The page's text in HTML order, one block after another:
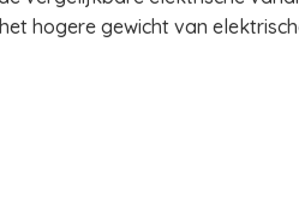
hogere gewicht van